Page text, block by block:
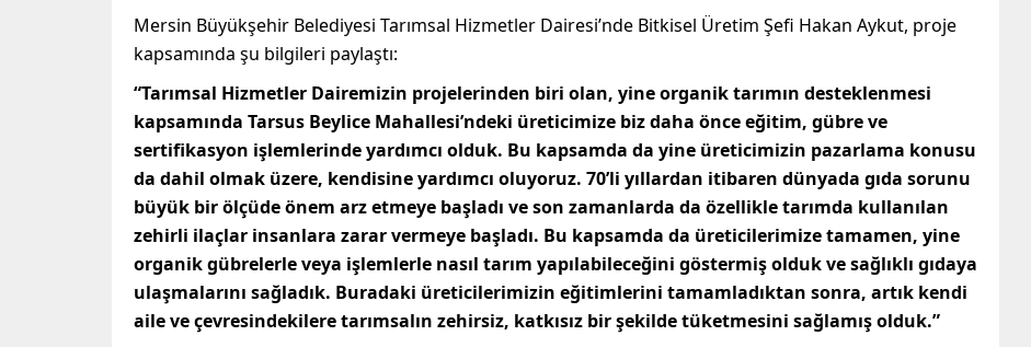
Mersin Büyükşehir Belediyesi Tarımsal Hizmetler Dairesi’nde Bitkisel Üretim Şefi Hakan Aykut, proje
kapsamında şu bilgileri paylaştı:
“Tarımsal Hizmetler Dairemizin projelerinden biri olan, yine organik tarımın desteklenmesi
kapsamında Tarsus Beylice Mahallesi’ndeki üreticimize biz daha önce eğitim, gübre ve
sertifikasyon işlemlerinde yardımcı olduk. Bu kapsamda da yine üreticimizin pazarlama konusu
da dahil olmak üzere, kendisine yardımcı oluyoruz. 70’li yıllardan itibaren dünyada gıda sorunu
büyük bir ölçüde önem arz etmeye başladı ve son zamanlarda da özellikle tarımda kullanılan
zehirli ilaçlar insanlara zarar vermeye başladı. Bu kapsamda da üreticilerimize tamamen, yine
organik gübrelerle veya işlemlerle nasıl tarım yapılabileceğini göstermiş olduk ve sağlıklı gıdaya
ulaşmalarını sağladık. Buradaki üreticilerimizin eğitimlerini tamamladıktan sonra, artık kendi
aile ve çevresindekilere tarımsalın zehirsiz, katkısız bir şekilde tüketmesini sağlamış olduk.”